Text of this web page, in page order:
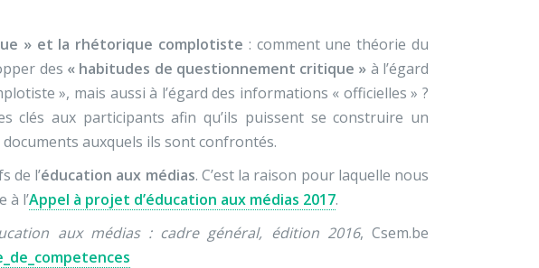
» et la rhétorique complotiste : comment une théorie du
des « habitudes de questionnement critique » à l’égard
», mais aussi à l’égard des informations « officielles » ?
clés aux participants afin qu’ils puissent se construire un
auxquels ils sont confrontés.
de l’éducation aux médias. C’est la raison pour laquelle nous
à l’Appel à projet d’éducation aux médias 2017.
aux médias : cadre général, édition 2016, Csem.be